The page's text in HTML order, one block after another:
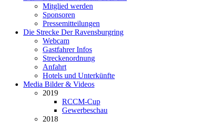
Mitglied werden
Sponsoren
Pressemitteilungen
Die Strecke Der Ravensburgring
Webcam
Gastfahrer Infos
Streckenordnung
Anfahrt
Hotels und Unterkünfte
Media Bilder & Videos
2019
RCCM-Cup
Gewerbeschau
2018